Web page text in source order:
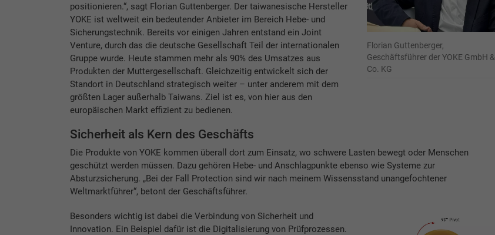
positionieren.“, sagt Florian Guttenberger. Der taiwanesische Hersteller
YOKE ist weltweit ein bedeutender Anbieter im Bereich Hebe- und
Sicherungstechnik. Bereits vor einigen Jahren entstand ein Joint
Venture, durch das die deutsche Gesellschaft Teil der internationalen
Gruppe wurde. Heute stammen mehr als 90% des Umsatzes aus
Produkten der Muttergesellschaft. Gleichzeitig entwickelt sich der
Standort in Deutschland strategisch weiter – unter anderem mit dem
größten Lager außerhalb Taiwans. Ziel ist es, von hier aus den
europäischen Markt effizient zu bedienen.
Florian Guttenberger,
Geschäftsführer der YOKE GmbH &
Co. KG
Sicherheit als Kern des Geschäfts
Die Produkte von YOKE kommen überall dort zum Einsatz, wo schwere Lasten bewegt oder Menschen
geschützt werden müssen. Dazu gehören Hebe- und Anschlagpunkte ebenso wie Systeme zur
Absturzsicherung. „Bei der Fall Protection sind wir nach meinem Wissensstand unangefochtener
Weltmarktführer“, betont der Geschäftsführer.
Besonders wichtig ist dabei die Verbindung von Sicherheit und
Innovation. Ein Beispiel dafür ist die Digitalisierung von Prüfprozessen.